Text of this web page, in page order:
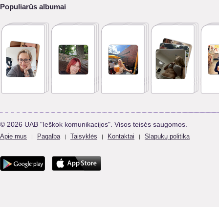
Populiarūs albumai
© 2026 UAB "Ieškok komunikacijos". Visos teisės saugomos.
Apie mus | Pagalba | Taisyklės | Kontaktai | Slapukų politika